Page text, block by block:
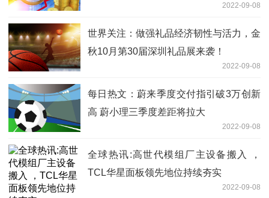
2022-09-08
世界关注：做强礼品经济韧性与活力，金
秋10月第30届深圳礼品展来袭！
2022-09-08
每日热文：蔚来季度交付指引破3万创新
高 蔚小理三季度差距将拉大
2022-09-08
全球热讯:高世代模组厂主设备搬入 ，
TCL华星面板领先地位持续夯实
2022-09-08